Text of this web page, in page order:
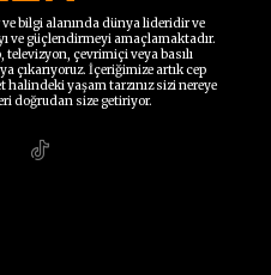
bilgi alanında dünya lideridir ve
ve güçlendirmeyi amaçlamaktadır.
çevrimiçi veya basılı
çıkarıyoruz. İçeriğimize artık cep
yaşam tarzınız sizi nereye
doğrudan size getiriyor.